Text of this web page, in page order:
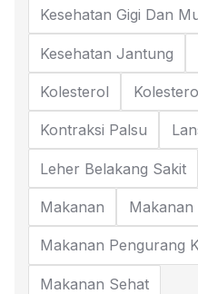
Kesehatan Gigi Dan
Kesehatan Jantung
Kolesterol
Kontraksi Palsu
Leher Belakang Sakit
Makanan Makanan
Makanan Pengurang
Makanan Sehat